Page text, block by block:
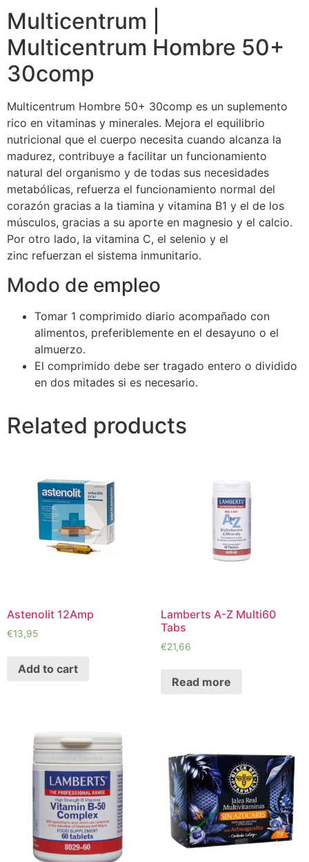
Multicentrum |
Multicentrum Hombre 50+
30comp
Multicentrum Hombre 50+ 30comp es un suplemento
rico en vitaminas y minerales. Mejora el equilibrio
nutricional que el cuerpo necesita cuando alcanza la
madurez, contribuye a facilitar un funcionamiento
natural del organismo y de todas sus necesidades
metabólicas, refuerza el funcionamiento normal del
corazón gracias a la tiamina y vitamina B1 y el de los
músculos, gracias a su aporte en magnesio y el calcio.
Por otro lado, la vitamina C, el selenio y el
zinc refuerzan el sistema inmunitario.
Modo de empleo
Tomar 1 comprimido diario acompañado con
alimentos, preferiblemente en el desayuno o el
almuerzo.
El comprimido debe ser tragado entero o dividido
en dos mitades si es necesario.
Related products
Astenolit 12Amp
€13,95
Add to cart
Lamberts A-Z Multi60
Tabs
€21,66
Read more